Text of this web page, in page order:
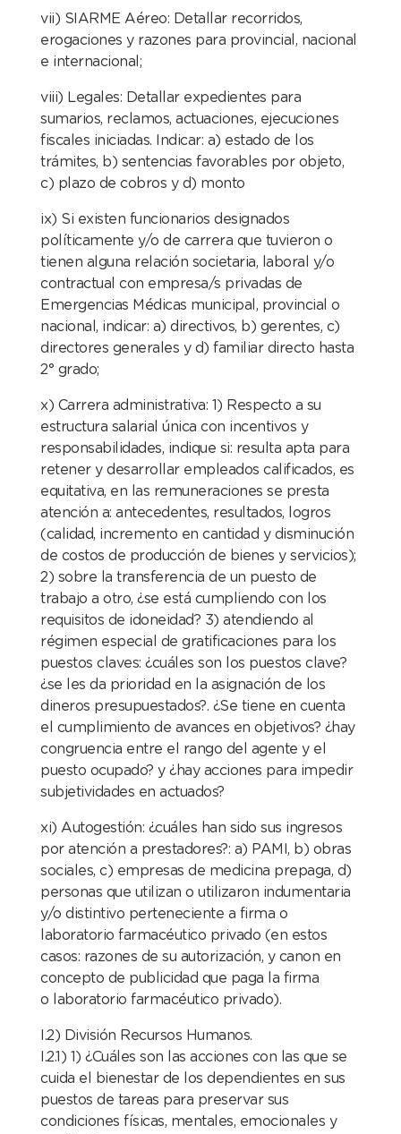
vii) SIARME Aéreo: Detallar recorridos,
erogaciones y razones para provincial, nacional
e internacional;
viii) Legales: Detallar expedientes para
sumarios, reclamos, actuaciones, ejecuciones
fiscales iniciadas. Indicar: a) estado de los
trámites, b) sentencias favorables por objeto,
c) plazo de cobros y d) monto
ix) Si existen funcionarios designados
políticamente y/o de carrera que tuvieron o
tienen alguna relación societaria, laboral y/o
contractual con empresa/s privadas de
Emergencias Médicas municipal, provincial o
nacional, indicar: a) directivos, b) gerentes, c)
directores generales y d) familiar directo hasta
2° grado;
x) Carrera administrativa: 1) Respecto a su
estructura salarial única con incentivos y
responsabilidades, indique si: resulta apta para
retener y desarrollar empleados calificados, es
equitativa, en las remuneraciones se presta
atención a: antecedentes, resultados, logros
(calidad, incremento en cantidad y disminución
de costos de producción de bienes y servicios);
2) sobre la transferencia de un puesto de
trabajo a otro, ¿se está cumpliendo con los
requisitos de idoneidad? 3) atendiendo al
régimen especial de gratificaciones para los
puestos claves: ¿cuáles son los puestos clave?
¿se les da prioridad en la asignación de los
dineros presupuestados?. ¿Se tiene en cuenta
el cumplimiento de avances en objetivos? ¿hay
congruencia entre el rango del agente y el
puesto ocupado? y ¿hay acciones para impedir
subjetividades en actuados?
xi) Autogestión: ¿cuáles han sido sus ingresos
por atención a prestadores?: a) PAMI, b) obras
sociales, c) empresas de medicina prepaga, d)
personas que utilizan o utilizaron indumentaria
y/o distintivo perteneciente a firma o
laboratorio farmacéutico privado (en estos
casos: razones de su autorización, y canon en
concepto de publicidad que paga la firma
o
laboratorio farmacéutico privado).
I.2) División Recursos Humanos.
I.2.1) 1) ¿Cuáles son las acciones con las que se
cuida el bienestar de los dependientes en sus
puestos de tareas para preservar sus
condiciones físicas, mentales, emocionales y